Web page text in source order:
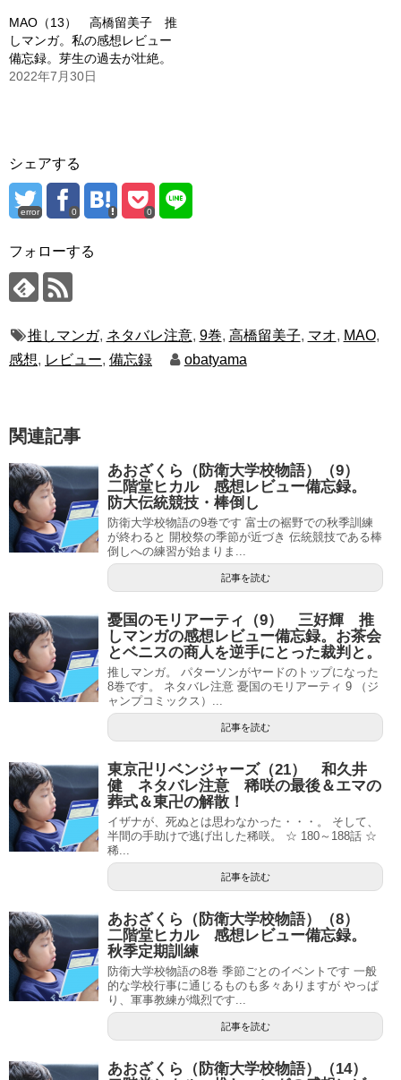
MAO（13） 高橋留美子 推
しマンガ。私の感想レビュー
備忘録。芽生の過去が壮絶。
2022年7月30日
シェアする
error 0 0
フォローする
推しマンガ, ネタバレ注意, 9巻, 高橋留美子, マオ, MAO,
感想, レビュー, 備忘録 obatyama
関連記事
あおざくら（防衛大学校物語）（9）
二階堂ヒカル 感想レビュー備忘録。
防大伝統競技・棒倒し
防衛大学校物語の9巻です 富士の裾野での秋季訓練
が終わると 開校祭の季節が近づき 伝統競技である棒
倒しへの練習が始まりま...
記事を読む
憂国のモリアーティ（9） 三好輝 推
しマンガの感想レビュー備忘録。お茶会
とベニスの商人を逆手にとった裁判と。
推しマンガ。 パターソンがヤードのトップになった
8巻です。 ネタバレ注意 憂国のモリアーティ 9 （ジ
ャンプコミックス）...
記事を読む
東京卍リベンジャーズ（21） 和久井
健 ネタバレ注意 稀咲の最後＆エマの
葬式＆東卍の解散！
イザナが、死ぬとは思わなかった・・・。 そして、
半間の手助けで逃げ出した稀咲。 ☆ 180～188話 ☆
稀...
記事を読む
あおざくら（防衛大学校物語）（8）
二階堂ヒカル 感想レビュー備忘録。
秋季定期訓練
防衛大学校物語の8巻 季節ごとのイベントです 一般
的な学校行事に通じるものも多々ありますが やっぱ
り、軍事教練が熾烈です...
記事を読む
あおざくら（防衛大学校物語）（14）